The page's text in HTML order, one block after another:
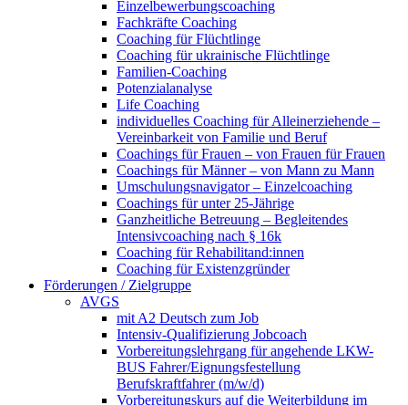
Einzelbewerbungscoaching
Fachkräfte Coaching
Coaching für Flüchtlinge
Coaching für ukrainische Flüchtlinge
Familien-Coaching
Potenzialanalyse
Life Coaching
individuelles Coaching für Alleinerziehende –
Vereinbarkeit von Familie und Beruf
Coachings für Frauen – von Frauen für Frauen
Coachings für Männer – von Mann zu Mann
Umschulungsnavigator – Einzelcoaching
Coachings für unter 25-Jährige
Ganzheitliche Betreuung – Begleitendes
Intensivcoaching nach § 16k
Coaching für Rehabilitand:innen
Coaching für Existenzgründer
Förderungen / Zielgruppe
AVGS
mit A2 Deutsch zum Job
Intensiv-Qualifizierung Jobcoach
Vorbereitungslehrgang für angehende LKW-
BUS Fahrer/Eignungsfestellung
Berufskraftfahrer (m/w/d)
Vorbereitungskurs auf die Weiterbildung im